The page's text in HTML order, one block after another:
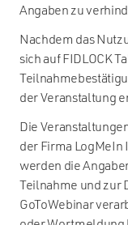
Angaben zu
Nachdem das
sich auf FIDLOCK
der Veranstaltung
Die
der Firma
werden die
Teilnahme und
GoToWebinar